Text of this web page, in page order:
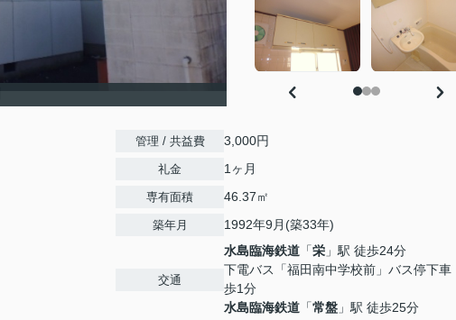
管理 / 共益費 3,000円
礼金 1ヶ月
専有面積 46.37㎡
築年月 1992年9月(築33年)
交通
水島臨海鉄道 「栄 」駅 徒歩24分
下電バス「福田南中学校前」バス停下
歩1分
水島臨海鉄道 「常盤 」駅 徒歩25分